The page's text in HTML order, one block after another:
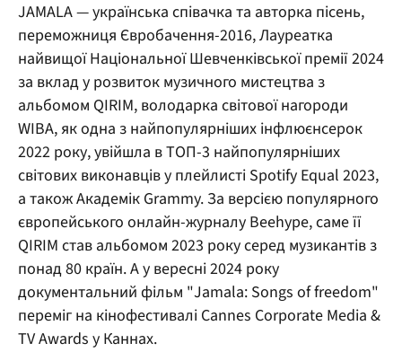
JAMALA — українська співачка та авторка пісень,
переможниця Євробачення-2016, Лауреатка
найвищої Національної Шевченківської премії 2024
за вклад у розвиток музичного мистецтва з
альбомом QIRIM, володарка світової нагороди
WIBA, як одна з найпопулярніших інфлюєнсерок
2022 року, увійшла в ТОП-3 найпопулярніших
світових виконавців у плейлисті Spotify Equal 2023,
а також Академік Grammy. За версією популярного
європейського онлайн-журналу Beehype, саме її
QIRIM став альбомом 2023 року серед музикантів з
понад 80 країн. А у вересні 2024 року
документальний фільм "Jamala: Songs of freedom"
переміг на кінофестивалі Cannes Corporate Media &
TV Awards у Каннах.